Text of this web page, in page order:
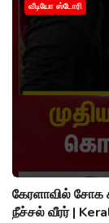
வீடியோ ஸ்டோரி
கேரளாவில் சோக
நீச்சல் வீரர் |